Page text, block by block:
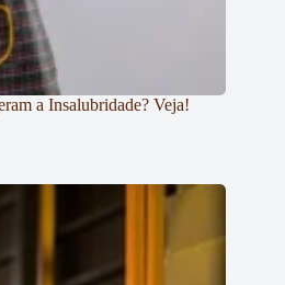
a Insalubridade? Veja!